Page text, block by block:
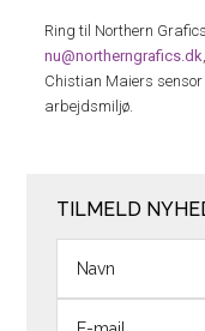
Ring til Northern
nu@northerngrafics.dk
Chistian Maiers
arbejdsmiljø.
TILMELD